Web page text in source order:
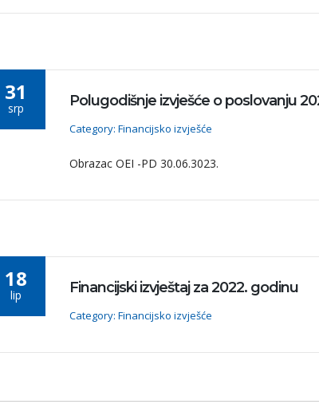
31
srp Polugodišnje izvješće o poslovanju
Category: Financijsko izvješće
Obrazac OEI -PD 30.06.3023.
18
lip Financijski izvještaj za 2022. godinu
Category: Financijsko izvješće